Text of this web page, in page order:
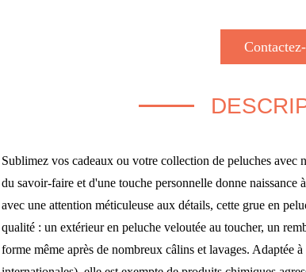
Sublimez vos cadeaux ou votre collection de peluches avec
du savoir-faire et d'une touche personnelle donne
avec une attention méticuleuse aux détails, cette grue en
qualité : un extérieur en peluche veloutée au toucher, un
forme même après de nombreux câlins et lavages. Adaptée